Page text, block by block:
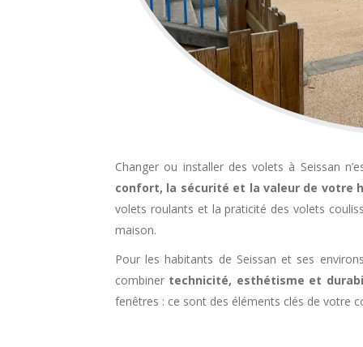
Changer ou installer des volets à Seissan
confort, la sécurité et la valeur de votre
volets roulants et la praticité des volets
maison.
Pour les habitants de Seissan et ses
combiner technicité, esthétisme et
fenêtres : ce sont des éléments clés de votre